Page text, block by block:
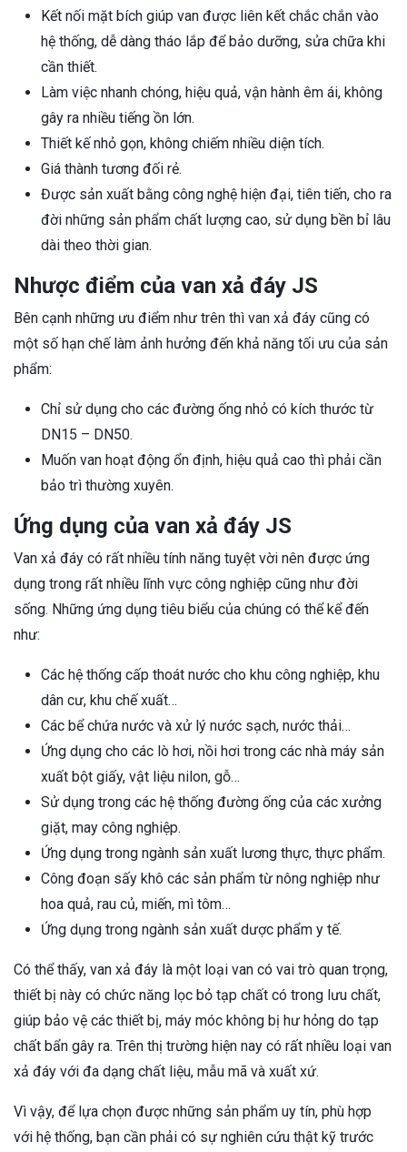
Kết nối mặt bích giúp van được liên kết chắc chắn vào
hệ thống, dễ dàng tháo lắp để bảo dưỡng, sửa chữa khi
cần thiết.
Làm việc nhanh chóng, hiệu quả, vận hành êm ái, không
gây ra nhiều tiếng ồn lớn.
Thiết kế nhỏ gọn, không chiếm nhiều diện tích.
Giá thành tương đối rẻ.
Được sản xuất bằng công nghệ hiện đại, tiên tiến, cho ra
đời những sản phẩm chất lượng cao, sử dụng bền bỉ lâu
dài theo thời gian.
Nhược điểm của van xả đáy JS
Bên cạnh những ưu điểm như trên thì van xả đáy cũng có
một số hạn chế làm ảnh hưởng đến khả năng tối ưu của sản
phẩm:
Chỉ sử dụng cho các đường ống nhỏ có kích thước từ
DN15 – DN50.
Muốn van hoạt động ổn định, hiệu quả cao thì phải cần
bảo trì thường xuyên.
Ứng dụng của van xả đáy JS
Van xả đáy có rất nhiều tính năng tuyệt vời nên được ứng
dụng trong rất nhiều lĩnh vực công nghiệp cũng như đời
sống. Những ứng dụng tiêu biểu của chúng có thể kể đến
như:
Các hệ thống cấp thoát nước cho khu công nghiệp, khu
dân cư, khu chế xuất…
Các bể chứa nước và xử lý nước sạch, nước thải…
Ứng dụng cho các lò hơi, nồi hơi trong các nhà máy sản
xuất bột giấy, vật liệu nilon, gỗ…
Sử dụng trong các hệ thống đường ống của các xưởng
giặt, may công nghiệp.
Ứng dụng trong ngành sản xuất lương thực, thực phẩm.
Công đoạn sấy khô các sản phẩm từ nông nghiệp như
hoa quả, rau củ, miến, mì tôm…
Ứng dụng trong ngành sản xuất dược phẩm y tế.
Có thể thấy, van xả đáy là một loại van có vai trò quan trọng,
thiết bị này có chức năng lọc bỏ tạp chất có trong lưu chất,
giúp bảo vệ các thiết bị, máy móc không bị hư hỏng do tạp
chất bẩn gây ra. Trên thị trường hiện nay có rất nhiều loại van
xả đáy với đa dạng chất liệu, mẫu mã và xuất xứ.
Vì vậy, để lựa chọn được những sản phẩm uy tín, phù hợp
với hệ thống, bạn cần phải có sự nghiên cứu thật kỹ trước